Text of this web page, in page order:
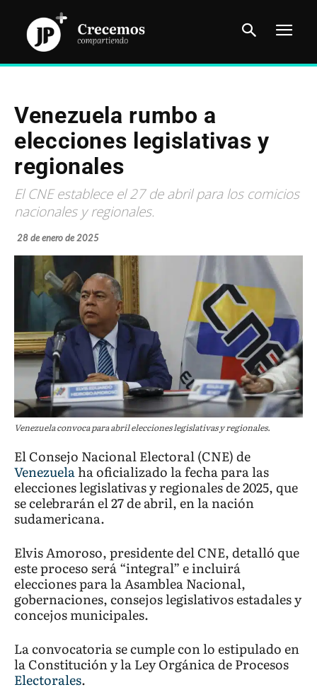
Venezuela rumbo a
elecciones legislativas y
regionales
El CNE establece el 27 de abril para los comicios
nacionales y regionales.
28 de enero de 2025
Venezuela convoca para abril elecciones legislativas y regionales.
El Consejo Nacional Electoral (CNE) de
Venezuelaha oficializado la fecha para las
elecciones legislativas y regionales de 2025, que
se celebrarán el 27 de abril, en la nación
sudamericana.
Elvis Amoroso, presidente del CNE, detalló que
este proceso será “integral” e incluirá
elecciones para la Asamblea Nacional,
gobernaciones, consejos legislativos estadales y
concejos municipales.
La convocatoria se cumple con lo estipulado en
la Constitución y la Ley Orgánica de Procesos
Electorales.